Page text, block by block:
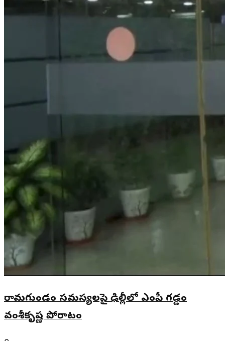
రామగుండం సమస్యలపై ఢిల్లీలో ఎంపీ గడ్డం
వంశీకృష్ణ పోరాటం